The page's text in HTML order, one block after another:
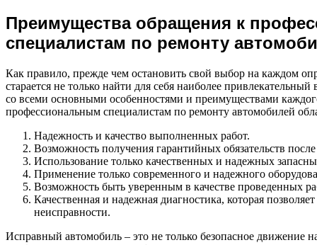
Преимущества обращения к
специалистам по ремонту
Как правило, прежде чем остановить свой выбор на каждом
старается не только найти для себя наиболее привлекательный
со всеми основными особенностями и преимуществами
профессиональным специалистам по ремонту автомобилей
Надежность и качество выполненных работ.
Возможность получения гарантийных обязательств
Использование только качественных и надежных
Применение только современного и надежного
Возможность быть уверенным в качестве проведенных
Качественная и надежная диагностика, которая
неисправности.
Исправный автомобиль – это не только безопасное движение